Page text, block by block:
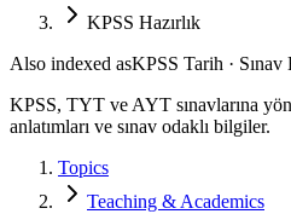
KPSS Hazırlık
Also indexed asKPSS Tarih · Sınav
KPSS, TYT ve AYT sınavlarına
anlatımları ve sınav odaklı bilgiler.
Topics
Teaching & Academics